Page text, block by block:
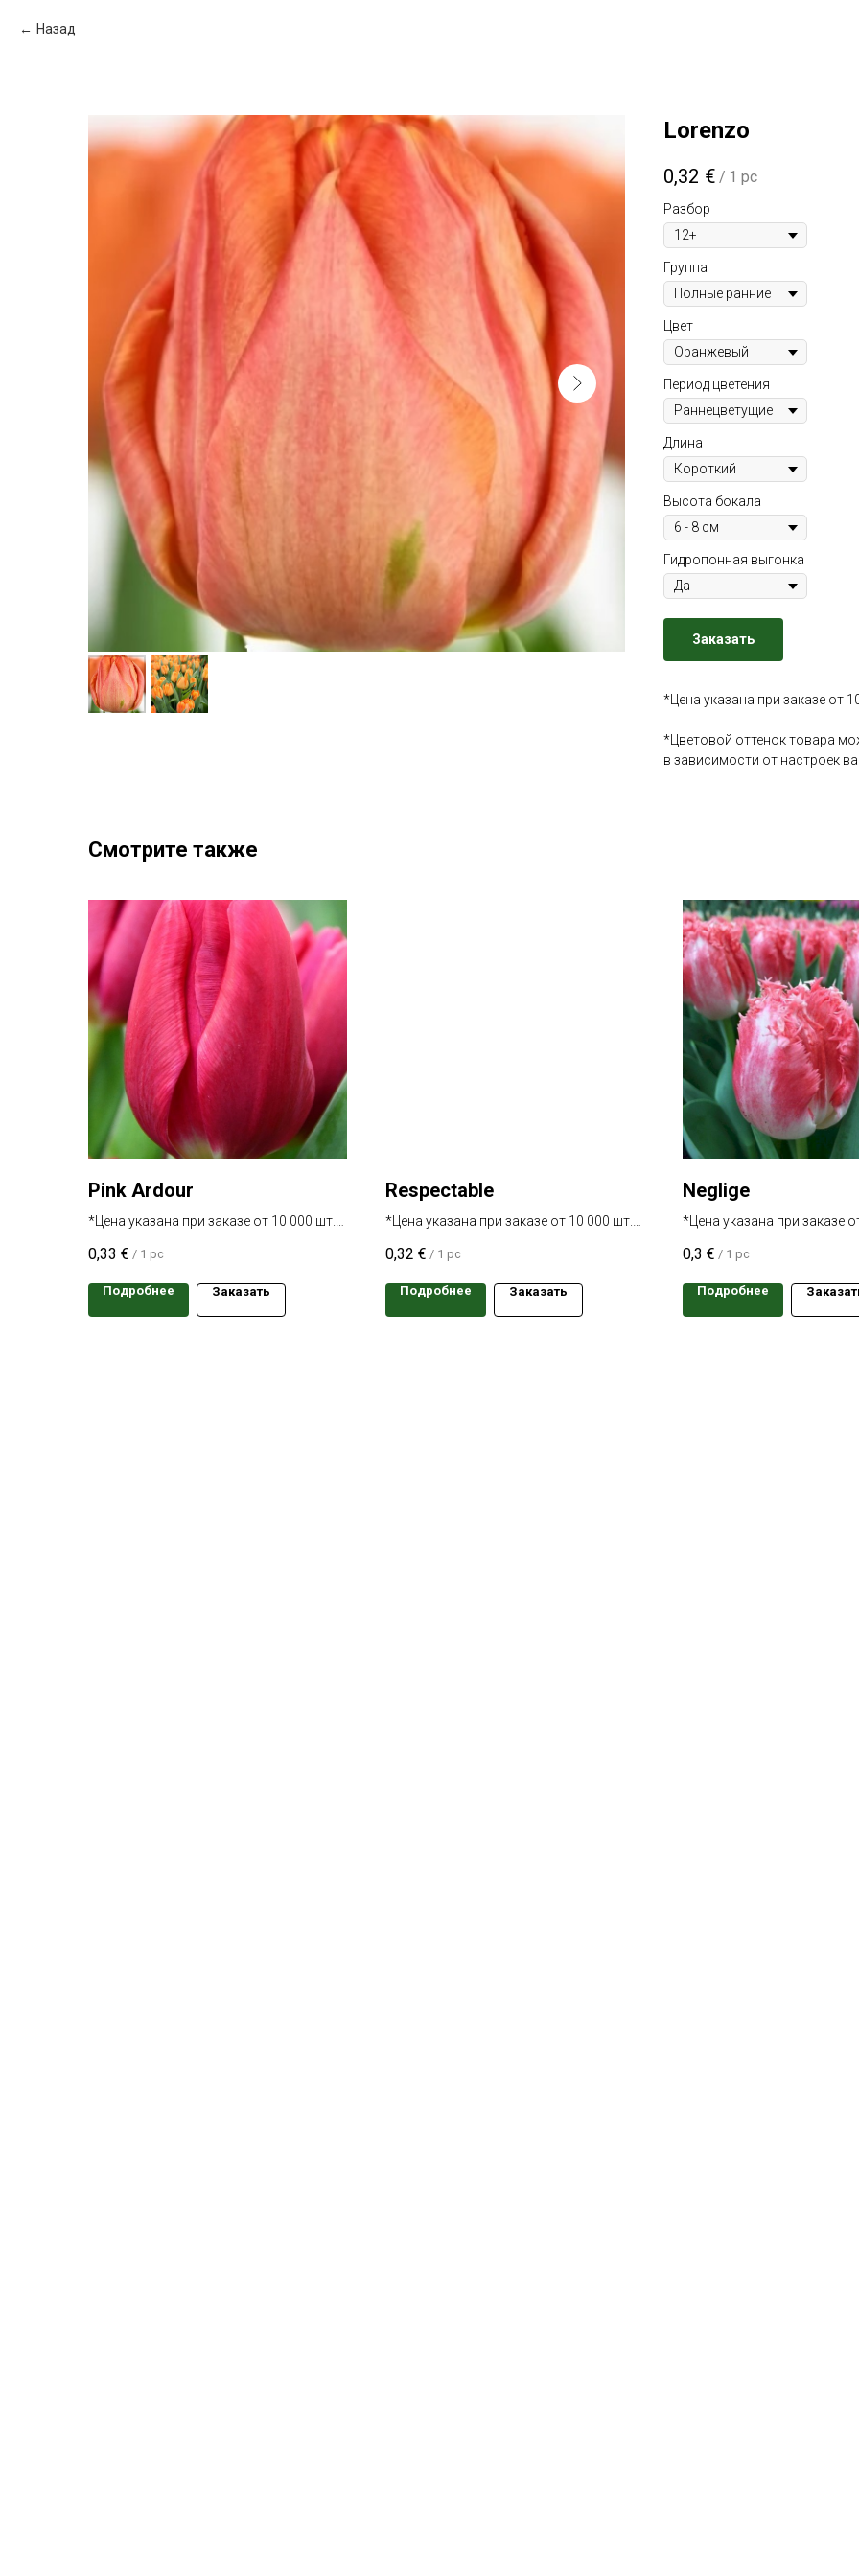
Назад
Lorenzo
0,32 € / 1 pc
Разбор
Группа
Цвет
Период цветения
Длина
Высота бокала
Гидропонная выгонка
Заказать
*Цена указана при заказе от
*Цветовой оттенок товара
в зависимости от настроек
Смотрите также
Pink Ardour
*Цена указана при заказе от 10 000 шт.
0,33 € / 1 pc
Подробнее Заказать
Respectable
*Цена указана при заказе от 10 000 шт.
0,32 € / 1 pc
Подробнее Заказать
Neglige
*Цена указана при заказе
0,3 € / 1 pc
Подробнее